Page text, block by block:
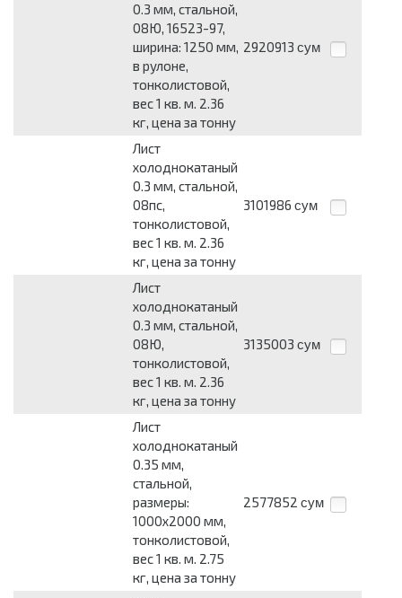
0.3 мм, стальной,
08Ю, 16523-97,
ширина: 1250 мм,
в рулоне,
тонколистовой,
вес 1 кв. м. 2.36
кг, цена за тонну
2920913 сум
Лист
холоднокатаный
0.3 мм, стальной,
08пс,
тонколистовой,
вес 1 кв. м. 2.36
кг, цена за тонну
3101986 сум
Лист
холоднокатаный
0.3 мм, стальной,
08Ю,
тонколистовой,
вес 1 кв. м. 2.36
кг, цена за тонну
3135003 сум
Лист
холоднокатаный
0.35 мм,
стальной,
размеры:
1000x2000 мм,
тонколистовой,
вес 1 кв. м. 2.75
кг, цена за тонну
2577852 сум